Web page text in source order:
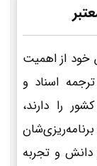
از اهمیت
اسناد و
را دارند،
دانش و تجربه